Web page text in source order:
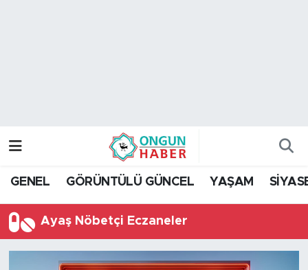
GENEL GÖRÜNTÜLÜ GÜNCEL YAŞAM
Ayaş Nöbetçi Eczaneler
Trafik Durumu
Tüm Manşetler
Son Dakika Haberleri